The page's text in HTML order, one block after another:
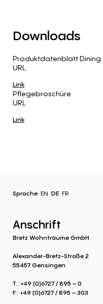
Downloads
Produktdatenblatt Dining
URL
Link
Pflegebroschüre
URL
Link
Sprache EN DE FR
Anschrift
Bretz Wohnträume GmbH
Alexander-Bretz-Straße 2
55457 Gensingen
T.: +49 (0)6727 / 895 – 0
F.: +49 (0)6727 / 895 – 303